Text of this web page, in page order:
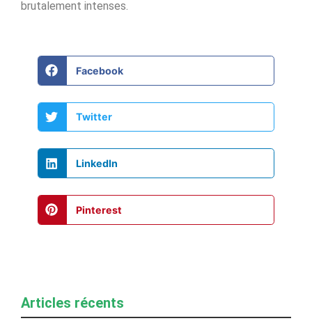
brutalement intenses.
Facebook
Twitter
LinkedIn
Pinterest
Articles récents